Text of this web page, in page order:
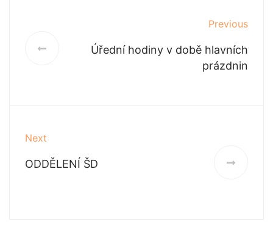
Previous
Úřední hodiny v době hlavních
prázdnin
Next
ODDĚLENÍ ŠD